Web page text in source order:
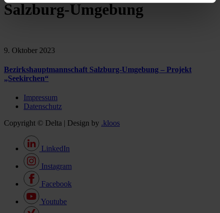
Salzburg-Umgebung
9. Oktober 2023
Bezirkshauptmannschaft Salzburg-Umgebung – Projekt
„Seekirchen“
Impressum
Datenschutz
Copyright © Delta | Design by .kloos
LinkedIn
Instagram
Facebook
Youtube